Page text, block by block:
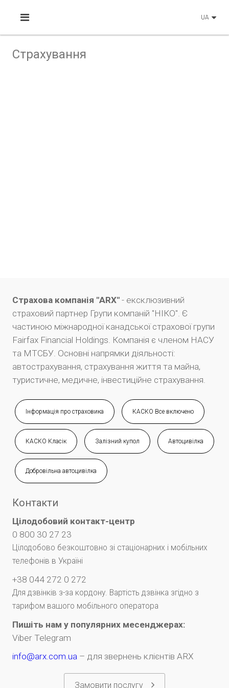
UA
Страхування
Страхова компанія "ARX" - ексклюзивний
страховий партнер Групи компаній "НІКО". Є
частиною міжнародної канадської страхової групи
Fairfax Financial Holdings. Компанія є членом НАСУ
та МТСБУ. Основні напрямки діяльності:
автострахування, страхування життя та майна,
туристичне, медичне, інвестиційне страхування.
Інформація про страховика КАСКО Все включено
КАСКО Класік Залізний купол Автоцивілка
Добровільна автоцивілка
Контакти
Цілодобовий контакт-центр
0 800 30 27 23
Цілодобово безкоштовно зі стаціонарних і мобільних
телефонів в Україні
+38 044 272 0 272
Для дзвінків з-за кордону. Вартість дзвінка згідно з
тарифом вашого мобільного оператора
Пишіть нам у популярних месенджерах:
Viber Telegram
info@arx.com.ua – для звернень клієнтів ARX
Замовити послугу